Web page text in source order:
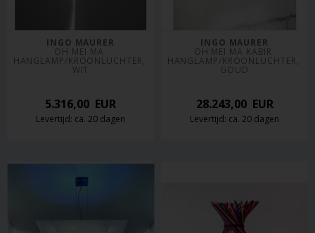
INGO MAURER
OH MEI MA
HANGLAMP/KROONLUCHTER,
WIT
5.316,00 EUR
Levertijd: ca. 20 dagen
INGO MAURER
OH MEI MA KABIR
HANGLAMP/KROONLUCHTER,
GOUD
28.243,00EUR
Levertijd: ca. 20 dagen